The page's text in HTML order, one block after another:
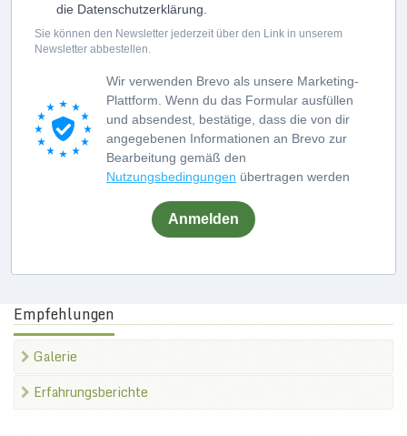
die Datenschutzerklärung.
Sie können den Newsletter jederzeit über den Link in unserem
Newsletter abbestellen.
Wir verwenden Brevo als unsere Marketing-
Plattform. Wenn du das Formular ausfüllen
und absendest, bestätige, dass die von dir
angegebenen Informationen an Brevo zur
Bearbeitung gemäß den
Nutzungsbedingungen übertragen werden
Anmelden
Empfehlungen
Galerie
Erfahrungsberichte